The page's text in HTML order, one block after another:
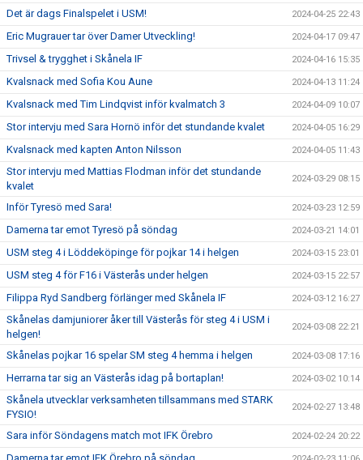
Det är dags Finalspelet i USM! 2024-04-25 22:43
Eric Mugrauer tar över Damer Utveckling! 2024-04-17 09:47
Trivsel & trygghet i Skånela IF 2024-04-16 15:35
Kvalsnack med Sofia Kou Aune 2024-04-13 11:24
Kvalsnack med Tim Lindqvist inför kvalmatch 3 2024-04-09 10:07
Stor intervju med Sara Hornö inför det stundande kvalet 2024-04-05 16:29
Kvalsnack med kapten Anton Nilsson 2024-04-05 11:43
Stor intervju med Mattias Flodman inför det stundande
kvalet
2024-03-29 08:15
Inför Tyresö med Sara! 2024-03-23 12:59
Damerna tar emot Tyresö på söndag 2024-03-21 14:01
USM steg 4 i Löddeköpinge för pojkar 14 i helgen 2024-03-15 23:01
USM steg 4 för F16 i Västerås under helgen 2024-03-15 22:57
Filippa Ryd Sandberg förlänger med Skånela IF 2024-03-12 16:27
Skånelas damjuniorer åker till Västerås för steg 4 i USM i
helgen!
2024-03-08 22:21
Skånelas pojkar 16 spelar SM steg 4 hemma i helgen 2024-03-08 17:16
Herrarna tar sig an Västerås idag på bortaplan! 2024-03-02 10:14
Skånela utvecklar verksamheten tillsammans med STARK
FYSIO!
2024-02-27 13:48
Sara inför Söndagens match mot IFK Örebro 2024-02-24 20:22